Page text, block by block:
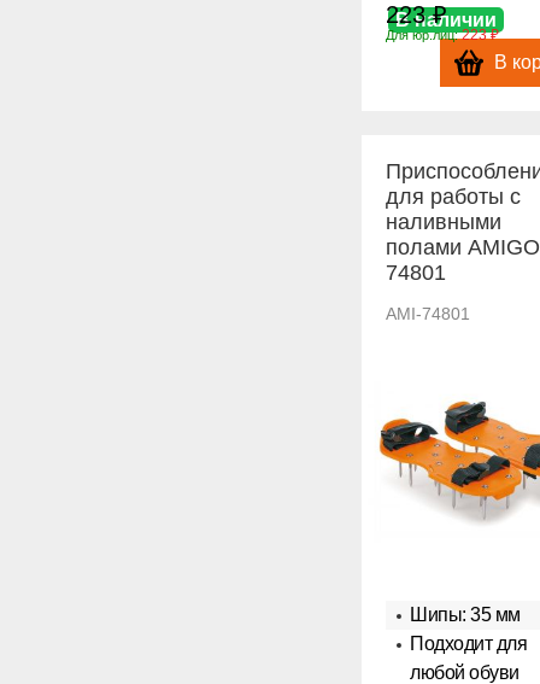
В наличии
223 ₽
Для юр.лиц:223 ₽
В
для работы с
наливными
полами AMIGO
74801
AMI-74801
Шипы: 35 мм
Подходит для
любой обуви